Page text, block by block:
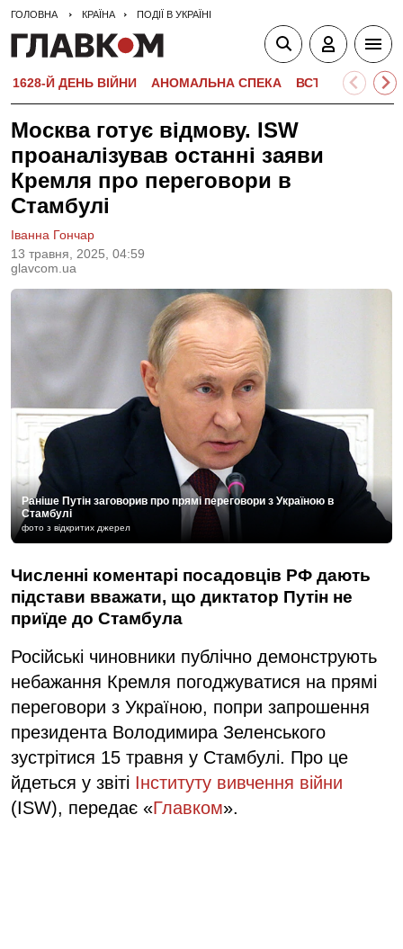
ГОЛОВНА КРАЇНА ПОДІЇ В УКРАЇНІ
1628-Й ДЕНЬ ВІЙНИ АНОМАЛЬНА СПЕКА ВСТУПНА
Москва готує відмову. ISW
проаналізував останні заяви
Кремля про переговори в
Стамбулі
13 травня, 2025, 04:59
glavcom.ua
Іванна Гончар
Раніше Путін заговорив про прямі переговори з Україною в
Стамбулі
фото з відкритих джерел
Численні коментарі посадовців РФ дають
підстави вважати, що диктатор Путін не
приїде до Стамбула
Російські чиновники публічно демонструють
небажання Кремля погоджуватися на прямі
переговори з Україною, попри запрошення
президента Володимира Зеленського
зустрітися 15 травня у Стамбулі. Про це
йдеться у звіті Інституту вивчення війни
(ISW), передає «Главком».